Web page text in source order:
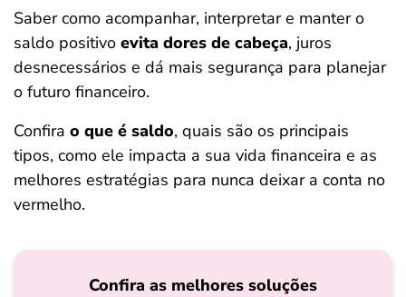
Saber como acompanhar, interpretar e manter o
saldo positivo evita dores de cabeça, juros
desnecessários e dá mais segurança para planejar
o futuro financeiro.
Confira o que é saldo, quais são os principais
tipos, como ele impacta a sua vida financeira e as
melhores estratégias para nunca deixar a conta no
vermelho.
Confira as melhores soluções